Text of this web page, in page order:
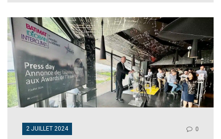
2 JUILLET 2024 0